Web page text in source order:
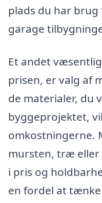
plads du har
garage
Et andet
prisen, er valg af
de materialer, du
byggeprojektet,
omkostningerne.
mursten, træ eller
i pris og
en fordel at